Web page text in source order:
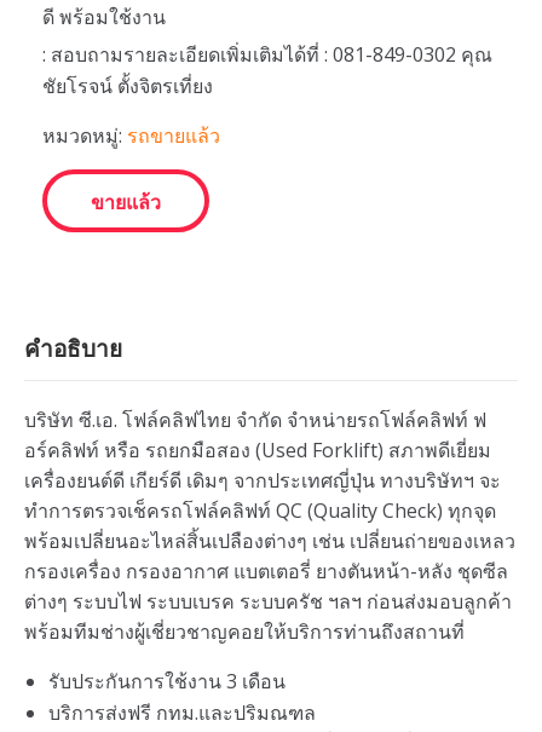
ดี พร้อมใช้งาน
: สอบถามรายละเอียดเพิ่มเติมได้ที่ : 081-849-0302 คุณ
ชัยโรจน์ ตั้งจิตรเที่ยง
หมวดหมู่: รถขายแล้ว
ขายแล้ว
คำอธิบาย
บริษัท ซี.เอ. โฟล์คลิฟไทย จำกัด จำหน่ายรถโฟล์คลิฟท์ ฟ
อร์คลิฟท์ หรือ รถยกมือสอง (Used Forklift) สภาพดีเยี่ยม
เครื่องยนต์ดี เกียร์ดี เดิมๆ จากประเทศญี่ปุ่น ทางบริษัทฯ จะ
ทำการตรวจเช็ครถโฟล์คลิฟท์ QC (Quality Check) ทุกจุด
พร้อมเปลี่ยนอะไหล่สิ้นเปลืองต่างๆ เช่น เปลี่ยนถ่ายของเหลว
กรองเครื่อง กรองอากาศ แบตเตอรี่ ยางตันหน้า-หลัง ชุดซีล
ต่างๆ ระบบไฟ ระบบเบรค ระบบครัช ฯลฯ ก่อนส่งมอบลูกค้า
พร้อมทีมช่างผู้เชี่ยวชาญคอยให้บริการท่านถึงสถานที่
รับประกันการใช้งาน 3 เดือน
บริการส่งฟรี กทม.และปริมณฑล